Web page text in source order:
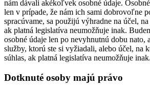
nám dávali akékoľvek osobné údaje.
len v prípade, že nám ich sami dobrovoľne
spracúvame, sa použijú výhradne na účel,
ak platná legislatíva neumožňuje inak.
osobné údaje len po nevyhnutnú dobu nato,
služby, ktorú ste si vyžiadali, alebo účel, na
súhlas, ak platná legislatíva neumožňuje inak.
Dotknuté osoby majú právo